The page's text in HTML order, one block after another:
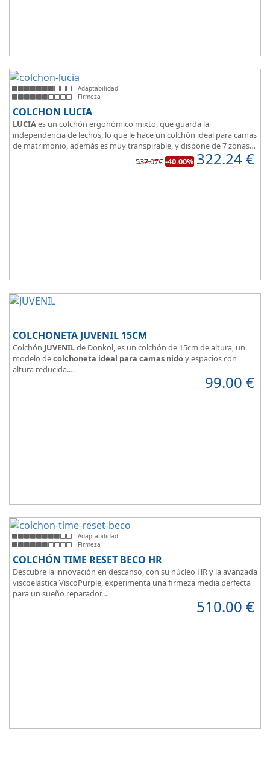
Adaptabilidad
Firmeza
COLCHON LUCIA
LUCIAes un colchón ergonómico mixto, que guarda la
independencia de lechos, lo que le hace un colchón ideal para camas
de matrimonio, además es muy transpirable, y dispone de 7 zonas
537.07€ -40.00% 322.24€
COLCHONETA JUVENIL 15CM
Colchón JUVENILde Donkol, es un colchón de 15cm de altura, un
modelo decolchoneta ideal para camas nidoy espacios con
altura reducida.
suelen elegir
99.00 €
Adaptabilidad
Firmeza
COLCHÓN TIME RESET BECO HR
Descubre la innovación en descanso, con su núcleo HR y la avanzada
viscoelástica ViscoPurple, experimenta una firmeza media perfecta
para un sueño reparador.
Disfruta de su transpirabilidad y gran adaptabilidad, diseñado para
brindarte confort en cada momento. Además, es válido para camas
510.00 €